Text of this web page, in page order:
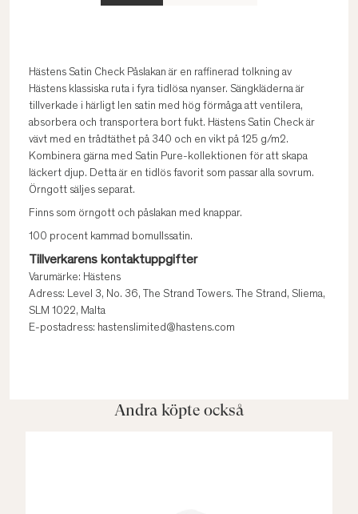
Hästens Satin Check Påslakan är en raffinerad tolkning av
Hästens klassiska ruta i fyra tidlösa nyanser. Sängkläderna är
tillverkade i härligt len satin med hög förmåga att ventilera,
absorbera och transportera bort fukt. Hästens Satin Check är
vävt med en trådtäthet på 340 och en vikt på 125 g/m2.
Kombinera gärna med Satin Pure-kollektionen för att skapa
läckert djup. Detta är en tidlös favorit som passar alla sovrum.
Örngott säljes separat.
Finns som örngott och påslakan med knappar.
100 procent kammad bomullssatin.
Tillverkarens kontaktuppgifter
Varumärke: Hästens
Adress: Level 3, No. 36, The Strand Towers. The Strand, Sliema,
SLM 1022, Malta
E-postadress: hastenslimited@hastens.com
Andra köpte också